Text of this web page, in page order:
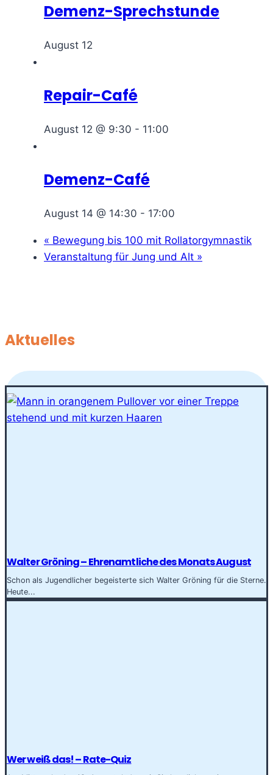
Demenz-Sprechstunde
August 12
Repair-Café
August 12 @ 9:30 - 11:00
Demenz-Café
August 14 @ 14:30 - 17:00
« Bewegung bis 100 mit Rollatorgymnastik
Veranstaltung für Jung und Alt »
Aktuelles
Walter Gröning – Ehrenamtliche des Monats August
Schon als Jugendlicher begeisterte sich Walter Gröning für die Sterne.
Heute...
Wer weiß das! – Rate-Quiz